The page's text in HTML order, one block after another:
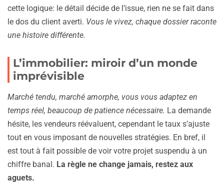
cette logique: le détail décide de l’issue, rien ne se fait dans
le dos du client averti. Vous le vivez, chaque dossier raconte
une histoire différente.
L’immobilier: miroir d’un monde
imprévisible
Marché tendu, marché amorphe, vous vous adaptez en
temps réel, beaucoup de patience nécessaire. La demande
hésite, les vendeurs réévaluent, cependant le taux s’ajuste
tout en vous imposant de nouvelles stratégies. En bref, il
est tout à fait possible de voir votre projet suspendu à un
chiffre banal. La règle ne change jamais, restez aux
aguets.